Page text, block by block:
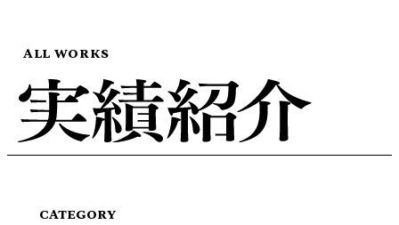
ALL WORKS
CATEGORY